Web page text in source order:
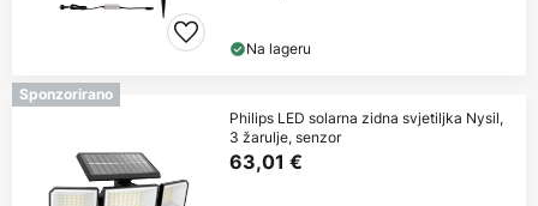
Na lageru
Sponzorirano
Philips LED solarna zidna svjetiljka Nysil,
3 žarulje, senzor
63,01 €